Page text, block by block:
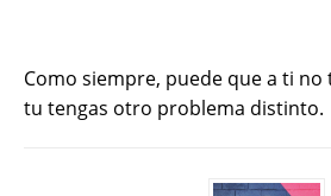
Como siempre, puede que a ti
tu tengas otro problema distinto.